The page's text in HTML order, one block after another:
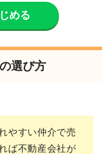
める
選び方
やすい仲介で売
ば不動産会社が